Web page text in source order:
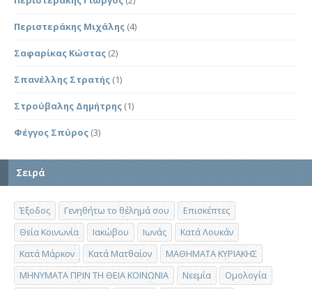
Περιστεράκης Μιχάλης (4)
Σαφαρίκας Κώστας (2)
Σπανέλλης Στρατής (1)
Στρούβαλης Δημήτρης (1)
Φέγγος Σπύρος (3)
Σειρά
Έξοδος Γενηθήτω το θέλημά σου
Επισκέπτες
Θεία Κοινωνία
Ιακώβου Ιωνάς
Κατά Λουκάν
Κατά Μάρκον
Κατά Ματθαίον
ΜΑΘΗΜΑΤΑ ΚΥΡΙΑΚΗΣ
ΜΗΝΥΜΑΤΑ ΠΡΙΝ ΤΗ ΘΕΙΑ ΚΟΙΝΩΝΙΑ
Νεεμία
Ομολογία